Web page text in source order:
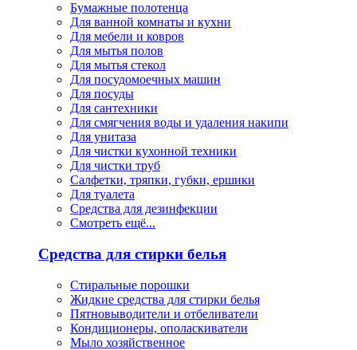
Бумажные полотенца
Для ванной комнаты и кухни
Для мебели и ковров
Для мытья полов
Для мытья стекол
Для посудомоечных машин
Для посуды
Для сантехники
Для смягчения воды и удаления накипи
Для унитаза
Для чистки кухонной техники
Для чистки труб
Салфетки, тряпки, губки, ершики
Для туалета
Средства для дезинфекции
Смотреть ещё...
Средства для стирки белья
Стиральные порошки
Жидкие средства для стирки белья
Пятновыводители и отбеливатели
Кондиционеры, ополаскиватели
Мыло хозяйственное